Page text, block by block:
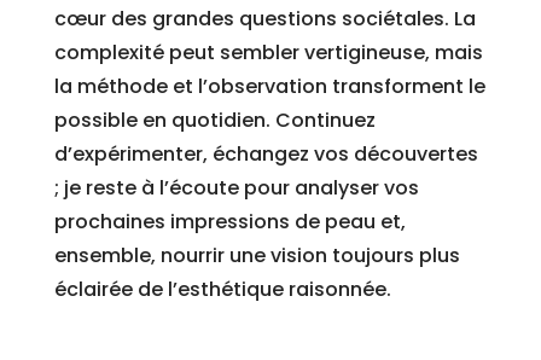
cœur des grandes questions sociétales. La
complexité peut sembler vertigineuse, mais
la méthode et l’observation transforment le
possible en quotidien. Continuez
d’expérimenter, échangez vos découvertes
; je reste à l’écoute pour analyser vos
prochaines impressions de peau et,
ensemble, nourrir une vision toujours plus
éclairée de l’esthétique raisonnée.